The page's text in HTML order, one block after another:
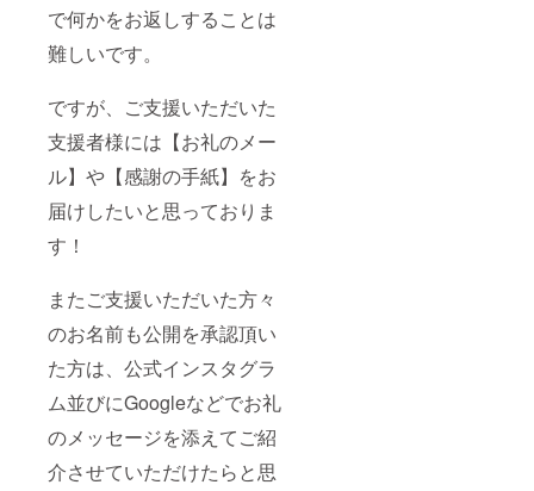
で何かをお返しすることは
難しいです。
ですが、ご支援いただいた
支援者様には【お礼のメー
ル】や【感謝の手紙】をお
届けしたいと思っておりま
す！
またご支援いただいた方々
のお名前も公開を承認頂い
た方は、公式インスタグラ
ム並びにGoogleなどでお礼
のメッセージを添えてご紹
介させていただけたらと思